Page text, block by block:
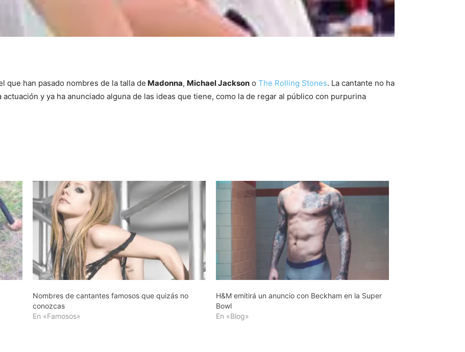
que han pasado nombres de la talla de Madonna, Michael Jackson o The Rolling Stones. La cantante no ha
y ya ha anunciado alguna de las ideas que tiene, como la de regar al público con purpurina
Nombres de cantantes famosos que quizás no
conozcas
En «Famosos»
H&M emitirá un anuncio con Beckham en la Super
Bowl
En «Blog»